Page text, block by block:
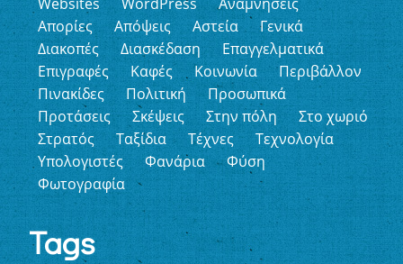
Απορίες
Απόψεις Αστεία
Γενικά
Διακοπές
Διασκέδαση
Επαγγελματικά
Επιγραφές
Καφές Κοινωνία
Περιβάλλον
Πινακίδες
Πολιτική
Προσωπικά
Προτάσεις
Σκέψεις Στην πόλη
Στο χωριό
Στρατός
Ταξίδια Τέχνες
Τεχνολογία
Υπολογιστές
Φανάρια
Φύση
Φωτογραφία
Tags